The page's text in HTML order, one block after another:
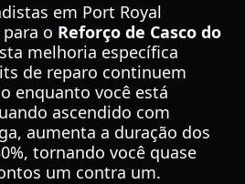
em Port Royal
o Reforço de Casco do
melhoria específica
de reparo continuem
enquanto você está
ascendido com
aumenta a duração dos
tornando você quase
um contra um.